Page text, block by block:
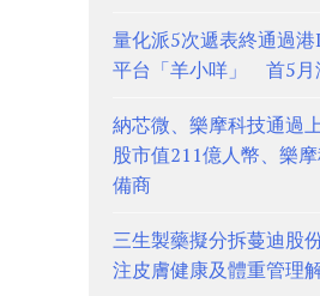
量化派5次遞表終通過
平台「羊小咩」 首5月
納芯微、樂摩科技通
股市值211億人幣、樂
備商
三生製藥擬分拆蔓迪
注皮膚健康及體重管理